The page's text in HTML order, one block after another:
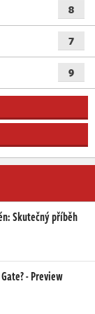
8
7
9
Skutečný příběh
- Preview